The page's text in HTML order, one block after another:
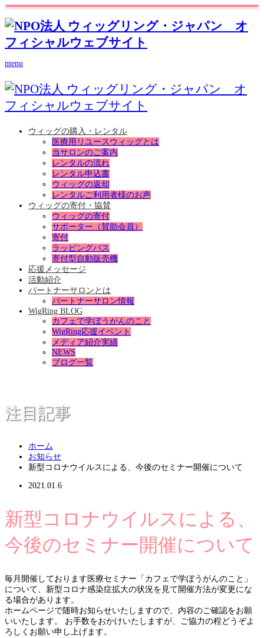
menu
ウィッグの購入・レンタル
医療用リユースウィッグとは
当サロンのご案内
レンタルの流れ
レンタル申込書
ウィッグの返却
レンタルご利用者様のお声
ウィッグの寄付・協賛
ウィッグの寄付
サポーター（賛助会員）
寄付
ラッピングバス
寄付型自動販売機
応援メッセージ
活動紹介
パートナーサロンとは
パートナーサロン情報
WigRing BLOG
カフェで学ぼうがんのこと
WigRing応援イベント
メディア紹介実績
NEWS
ブログ一覧
注目記事
ホーム
お知らせ
新型コロナウイルスによる、今後のセミナー開催について
2021.01.6
新型コロナウイルスによる、
今後のセミナー開催について
毎月開催しております医療セミナー「カフェで学ぼうがんのこと」
について、新型コロナ感染症拡大の状況を見て開催方法が変更にな
る場合があります。
ホームページで随時お知らせいたしますので、内容のご確認をお願
いいたします。 お手数をおかけいたしますが、ご協力の程どうぞよ
ろしくお願い申し上げます。